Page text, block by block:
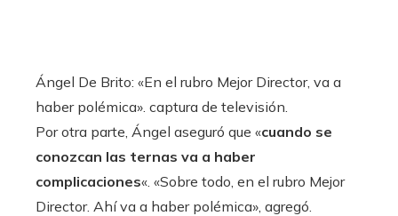
Ángel De Brito: «En el rubro Mejor Director, va a
haber polémica». captura de televisión.
Por otra parte, Ángel aseguró que «cuando se
conozcan las ternas va a haber
complicaciones«. «Sobre todo, en el rubro Mejor
Director. Ahí va a haber polémica», agregó.